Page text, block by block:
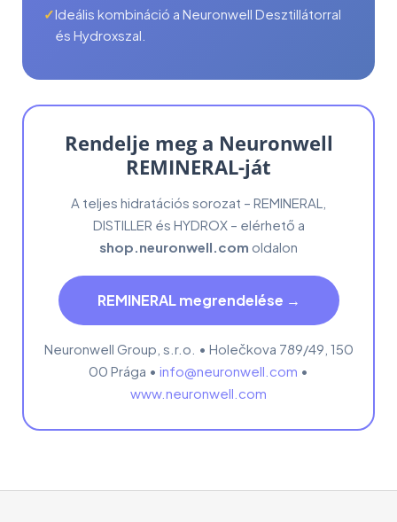
Ideális kombináció a Neuronwell Desztillátorral
és Hydroxszal.
Rendelje meg a Neuronwell
REMINERAL-ját
A teljes hidratációs sorozat – REMINERAL,
DISTILLER és HYDROX – elérhető a
shop.neuronwell.com oldalon
REMINERAL megrendelése →
Neuronwell Group, s.r.o. • Holečkova 789/49, 150
00 Prága • info@neuronwell.com •
www.neuronwell.com
L